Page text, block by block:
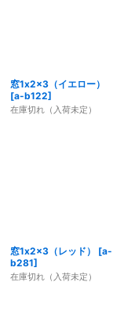
窓1x2x3（イエロー）
[a-b122]
在庫切れ（入荷未定）
窓1x2x3（レッド） [a-
b281]
在庫切れ（入荷未定）